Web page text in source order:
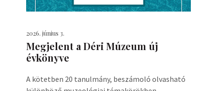
2026. június 3.
Megjelent a Déri Múzeum új
évkönyve
A kötetben 20 tanulmány, beszámoló olvasható